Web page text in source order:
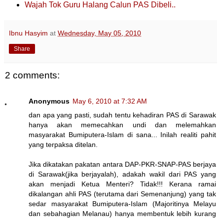
Wajah Tok Guru Halang Calun PAS Dibeli..
Ibnu Hasyim at Wednesday, May 05, 2010
Share
2 comments:
Anonymous May 6, 2010 at 7:32 AM
dan apa yang pasti, sudah tentu kehadiran PAS di Sarawak
hanya akan memecahkan undi dan melemahkan
masyarakat Bumiputera-Islam di sana... Inilah realiti pahit
yang terpaksa ditelan.
Jika dikatakan pakatan antara DAP-PKR-SNAP-PAS berjaya
di Sarawak(jika berjayalah), adakah wakil dari PAS yang
akan menjadi Ketua Menteri? Tidak!!! Kerana ramai
dikalangan ahli PAS (terutama dari Semenanjung) yang tak
sedar masyarakat Bumiputera-Islam (Majoritinya Melayu
dan sebahagian Melanau) hanya membentuk lebih kurang